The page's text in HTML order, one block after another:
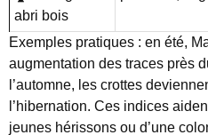
abri bois
Exemples pratiques : en été,
augmentation des traces près
l’automne, les crottes
l’hibernation. Ces indices
jeunes hérissons ou d’une